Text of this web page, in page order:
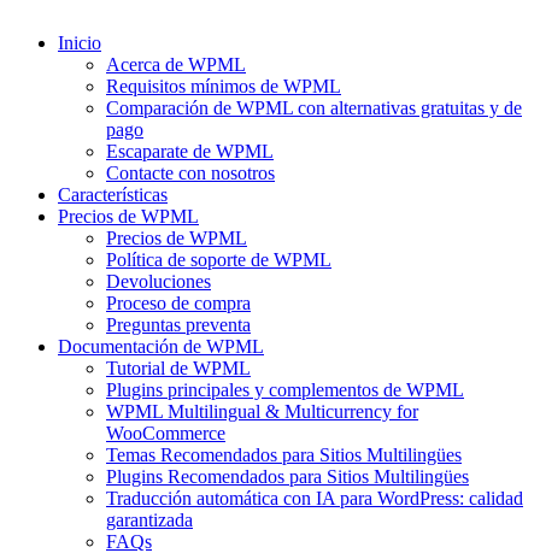
Inicio
Acerca de WPML
Requisitos mínimos de WPML
Comparación de WPML con alternativas gratuitas y de
pago
Escaparate de WPML
Contacte con nosotros
Características
Precios de WPML
Precios de WPML
Política de soporte de WPML
Devoluciones
Proceso de compra
Preguntas preventa
Documentación de WPML
Tutorial de WPML
Plugins principales y complementos de WPML
WPML Multilingual & Multicurrency for
WooCommerce
Temas Recomendados para Sitios Multilingües
Plugins Recomendados para Sitios Multilingües
Traducción automática con IA para WordPress: calidad
garantizada
FAQs